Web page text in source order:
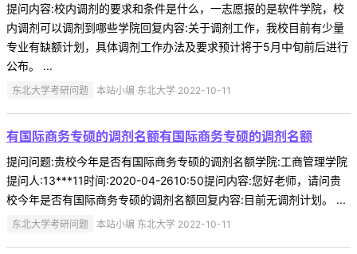
提问内容:校内调剂的要求和条件是什么，一志愿报的是软件学院，校
内调剂可以调剂到哪些学院回复内容:关于调剂工作，我校目前有少量
专业有缺额计划，具体调剂工作办法及要求预计将于5月中旬前后进行
公布。 ...
东北大学考研问题 本站小编 东北大学 2022-10-11
有国际商务专硕的调剂名额有国际商务专硕的调剂名额
提问问题:贵校今年是否有国际商务专硕的调剂名额学院:工商管理学院
提问人:13***11时间:2020-04-2610:50提问内容:您好老师，请问贵
校今年是否有国际商务专硕的调剂名额回复内容:目前无调剂计划。 ...
东北大学考研问题 本站小编 东北大学 2022-10-11